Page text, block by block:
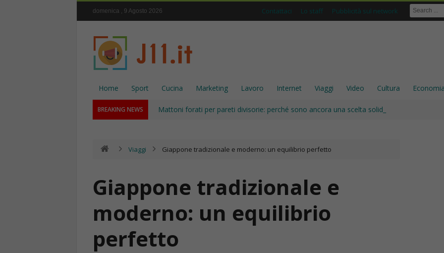
domenica , 9 Agosto 2026 Contattaci Lo staff Pubblicità sul network
Home Sport Cucina Marketing Lavoro Internet Viaggi Video Cultura
BREAKING NEWS Mattoni forati per pareti divisorie: perché sono ancora una scelta solida per gli interni
Viaggi Giappone tradizionale e moderno: un equilibrio perfetto
Giappone tradizionale e
moderno: un equilibrio
perfetto